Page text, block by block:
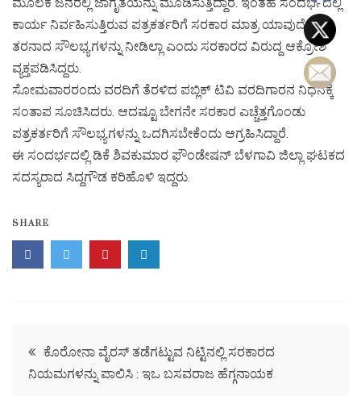
ಕಾರ್ಯ ನಿರ್ವಹಿಸುತ್ತಿರುವ ಪತ್ರಕರ್ತರಿಗೆ ಸರಕಾರ ಮಾತ್ರ ಯಾವುದೇ
ತರನಾದ ಸೌಲಭ್ಯಗಳನ್ನು ನೀಡಿಲ್ಲಾ ಎಂದು ಸರಕಾರದ ವಿರುದ್ದ ಆಕ್ರೋಶ
ವ್ಯಕ್ತಪಡಿಸಿದ್ದರು.
ಸೋಮವಾರರಂದು ವರದಿಗೆ ತೆರಳಿದ ಪಬ್ಲಿಕ್ ಟಿವಿ ವರದಿಗಾರನ ನಿಧನಕ್ಕೆ
ಸಂತಾಪ ಸೂಚಿಸಿದರು. ಆದಷ್ಟೂ ಬೇಗನೇ ಸರಕಾರ ಎಚ್ಚೆತ್ತಗೊಂಡು
ಪತ್ರಕರ್ತರಿಗೆ ಸೌಲಭ್ಯಗಳನ್ನು ಒದಗಿಸಬೇಕೆಂದು ಆಗ್ರಹಿಸಿದ್ದಾರೆ.
ಈ ಸಂದರ್ಭದಲ್ಲಿ ಡಿಕೆ ಶಿವಕುಮಾರ ಫೌಂಡೇಷನ್ ಬೆಳಗಾವಿ ಜಿಲ್ಲಾ ಘಟಕದ
ಸದಸ್ಯರಾದ ಸಿದ್ದಗೌಡ ಕರಿಹೊಳಿ ಇದ್ದರು.
SHARE
ಕೊರೋನಾ ವೈರಸ್ ತಡೆಗಟ್ಟುವ ನಿಟ್ಟಿನಲ್ಲಿ ಸರಕಾರದ
ನಿಯಮಗಳನ್ನು ಪಾಲಿಸಿ : ಇಒ‌ ಬಸವರಾಜ ಹೆಗ್ಗನಾಯಕ